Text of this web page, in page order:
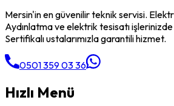
Mersin'in en güvenilir teknik servisi.
Aydınlatma ve elektrik tesisatı işlerinizde
Sertifikalı ustalarımızla garantili hizmet.
0501 359 03 36
Hızlı Menü